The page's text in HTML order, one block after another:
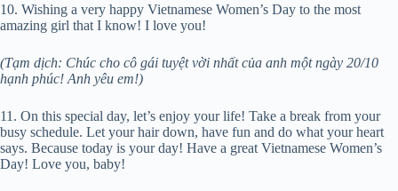
10. Wishing a very happy Vietnamese Women’s Day to the most
amazing girl that I know! I love you!
(Tạm dịch: Chúc cho cô gái tuyệt vời nhất của anh một ngày 20/10
hạnh phúc! Anh yêu em!)
11. On this special day, let’s enjoy your life! Take a break from your
busy schedule. Let your hair down, have fun and do what your heart
says. Because today is your day! Have a great Vietnamese Women’s
Day! Love you, baby!